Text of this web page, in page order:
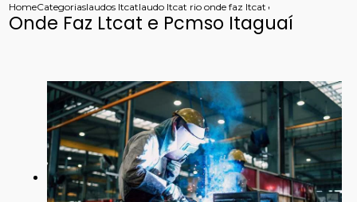
HomeCategoriaslaudos ltcatlaudo ltcat rio de janeiroonde faz ltcat e pcmso itaguai
Onde Faz Ltcat e Pcmso Itaguaí